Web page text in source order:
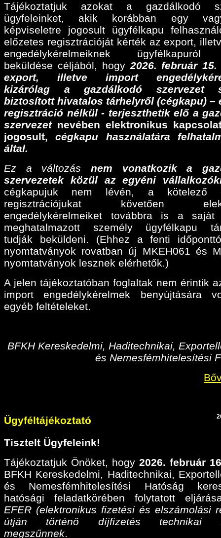
Tájékoztatjuk azokat a gazdálkodó
ügyfeleinket, akik korábban egy
képviseletre jogosult ügyfélkapu
előzetes regisztrációját kérték az export,
engedélykérelmeiknek ügyfélkapuról
beküldése céljából, hogy 2026. február
export, illetve import
kizárólag a gazdálkodó szervezet
biztosított hivatalos tárhelyről (cégkapu) –
regisztráció nélkül - terjeszthetik elő a
szervezet nevében elektronikus
jogosult, cégkapu használatára
által.
Ez a változás nem vonatkozik a
szervezetek közül az egyéni
cégkapujuk nem lévén, a kötelező
regisztrációjukat követően
engedélykérelmeiket továbbra is a
meghatalmazott személy ügyfélkapu
tudják beküldeni. (Ehhez a fenti
nyomtatványok rovatban új MKEH061 és
nyomtatványok lesznek elérhetők.)
A jelen tájékoztatóban foglaltak nem érintik
import engedélykérelmek benyújtására
egyéb feltételeket.
BFKH Kereskedelmi, Haditechnikai,
és Nemesfémhitelesítési
Ügyféltájékoztató
Tisztelt Ügyfeleink!
Tájékoztatjuk Önöket, hogy 2026. február
BFKH Kereskedelmi, Haditechnikai,
és Nemesfémhitelesítési Hatóság
hatósági feladatkörében folytatott
EFER (elektronikus fizetési és elszámolási
útján történő díjfizetés technikai
megszűnnek.